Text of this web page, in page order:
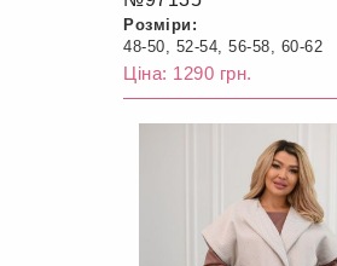
Розміри:
48-50, 52-54, 56-58, 60-62
Ціна: 1290 грн.